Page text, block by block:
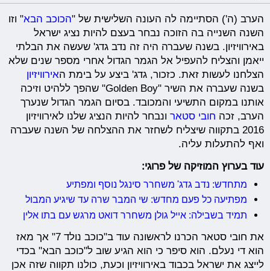
הערב (ה') הסתיימה לה העונה השלישית של "הכוכב הבא" וזו
השנה השנייה בה הזוכה נבחר בעצם להיות נציג ישראל
באירוויזיון. בשנה שעברה היה זה נדב גדג' שעשה את הבלתי
ייאמן והצליח להעפיל אל הגמר הגדול אחרי מספר שנים שלא
הצלחנו לעשות זאת. כזכור, גדג' ביצע על בימת האירוויזיון
בשנה שעברה את השיר "Golden Boy" שהפך ללהיט וזיכה
אותנו במקום התשיעי והמכובד. בסיום הגמר הגדול שנערך
הערב, זכה חובי סטאר ונבחר להיות הנציג שלנו לאירוויזיון
2016 בתקווה שיצליח לשחזר את ההצלחה של השנה שעברה
ואף להתעלות עליה.
עוד בערוץ המוזיקה של פרוגי:
מתחדש: נדב גדג' משחרר סינגל נוסף ומפתיע
מפתיעה כל פעם מחדש: שי המבר שרה עד שיגיע המבול
תמיד בשבילה: אייל גולן משחרר דואט מרגש עם בתו אלין
את חובי סטאר הכרנו לראשונה עוד ב"כוכב נולד 7" אך מאז
הוא די נעלם. הוא סיפר כי הוא הגיע שוב ל"כוכב הבא" בכדי
לייצג את ישראל בכבוד באירוויזיון וכעת, כולנו תקווה שזה אכן